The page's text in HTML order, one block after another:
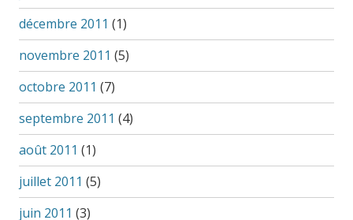
décembre 2011 (1)
novembre 2011 (5)
octobre 2011 (7)
septembre 2011 (4)
août 2011 (1)
juillet 2011 (5)
juin 2011 (3)